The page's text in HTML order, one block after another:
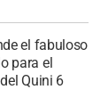
el fabuloso
para el
Quini 6